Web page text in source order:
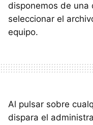
disponemos de una
seleccionar el
equipo.
Al pulsar sobre
dispara el